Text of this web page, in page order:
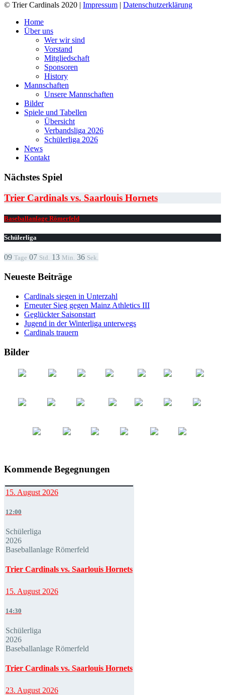
© Trier Cardinals 2020 | Impressum | Datenschutzerklärung
Home
Über uns
Wer wir sind
Vorstand
Mitgliedschaft
Sponsoren
History
Mannschaften
Unsere Mannschaften
Bilder
Spiele und Tabellen
Übersicht
Verbandsliga 2026
Schülerliga 2026
News
Kontakt
Nächstes Spiel
Trier Cardinals vs. Saarlouis Hornets
Baseballanlage Römerfeld
Schülerliga
09 Tage 07 Std. 13 Min. 36 Sek.
Neueste Beiträge
Cardinals siegen in Unterzahl
Erneuter Sieg gegen Mainz Athletics III
Geglückter Saisonstart
Jugend in der Winterliga unterwegs
Cardinals trauern
Bilder
Kommende Begegnungen
15. August 2026
12:00
Schülerliga
2026
Baseballanlage Römerfeld
Trier Cardinals vs. Saarlouis Hornets
15. August 2026
14:30
Schülerliga
2026
Baseballanlage Römerfeld
Trier Cardinals vs. Saarlouis Hornets
23. August 2026